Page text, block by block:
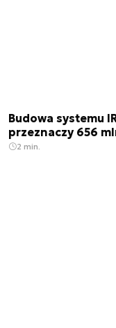
Budowa systemu
przeznaczy 656
2 min.